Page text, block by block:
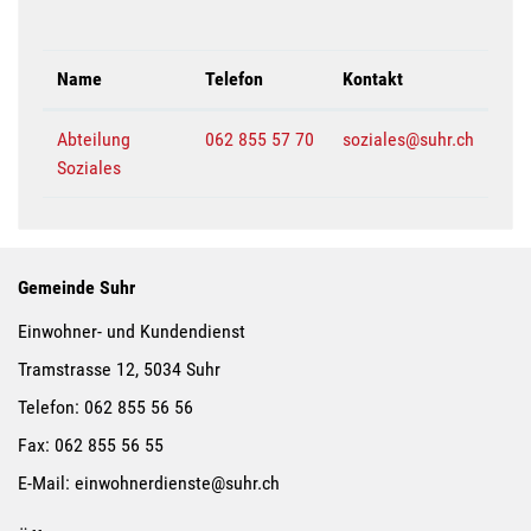
Name Telefon Kontakt
Abteilung
Soziales
062 855 57 70 soziales@suhr.ch
Gemeinde Suhr
Einwohner- und Kundendienst
Tramstrasse 12, 5034 Suhr
Telefon: 062 855 56 56
Fax: 062 855 56 55
E-Mail: einwohnerdienste@suhr.ch